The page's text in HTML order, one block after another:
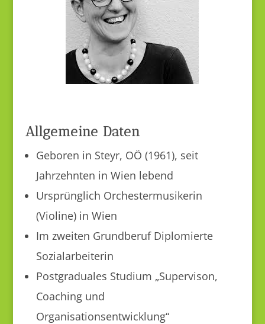
Allgemeine Daten
Geboren in Steyr, OÖ (1961), seit
Jahrzehnten in Wien lebend
Ursprünglich Orchestermusikerin
(Violine) in Wien
Im zweiten Grundberuf Diplomierte
Sozialarbeiterin
Postgraduales Studium „Supervison,
Coaching und
Organisationsentwicklung“